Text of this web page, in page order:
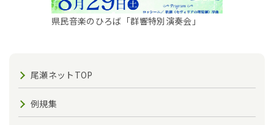
県民音楽のひろば「群響特別演奏会」
尾瀬ネットTOP
例規集